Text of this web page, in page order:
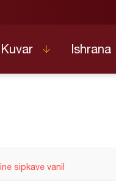
Kuvar Ishrana
sipkave vanil